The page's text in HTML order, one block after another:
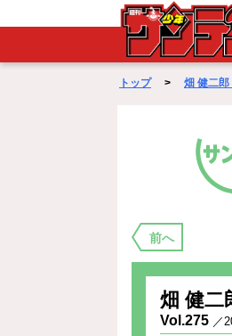
WEBサンデー
トップ> 畑 健二郎
前へ
畑 健二
Vol.275 ／